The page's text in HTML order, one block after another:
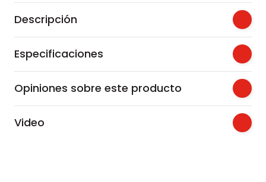
Descripción
Especificaciones
Opiniones sobre este producto
Video